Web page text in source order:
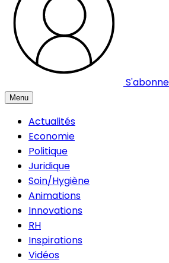
Menu
Actualités
Economie
Politique
Juridique
Soin/Hygiène
Animations
Innovations
RH
Inspirations
Vidéos